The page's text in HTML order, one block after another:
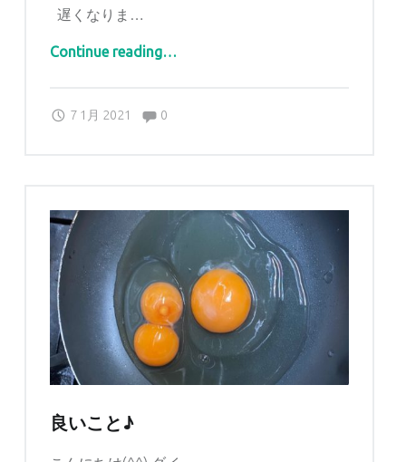
遅くなりま…
Continue reading…
7 1月 2021
sankaku Comments:0
良いこと♪